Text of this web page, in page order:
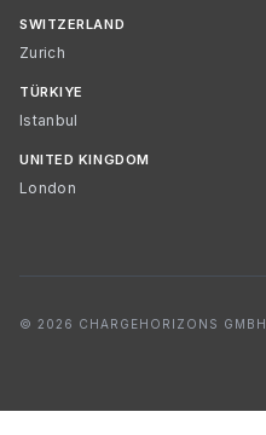
SWITZERLAND
Zurich
TÜRKIYE
Istanbul
UNITED KINGDOM
London
© 2026 CHARGEHORIZONS GMBH